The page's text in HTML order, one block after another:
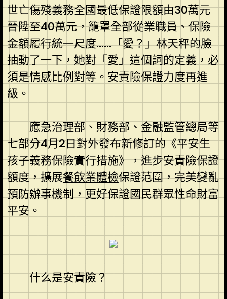
世亡傷殘義務全國最低保證限額由30萬元
晉陞至40萬元，籠罩全部從業職員、保險
金額履行統一尺度……「愛？」林天秤的臉
抽動了一下，她對「愛」這個詞的定義，必
須是情感比例對等。安責險保證力度再進
級。
應急治理部、財務部、金融監管總局等
七部分4月2日對外發布新修訂的《平安生
孩子義務保險實行措施》，進步安責險保證
額度，擴展餐飲業體檢保證范圍，完美變亂
預防辦事機制，更好保證國民群眾性命財富
平安。
什么是安責險？